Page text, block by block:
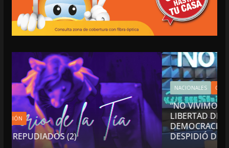
NACIONALES OPINIÓN
“NO VIVIMOS BUENOS TIEMPOS PARA LA
LIBERTAD DE EXPRESIÓN NI PARA LA
DEMOCRACIA EN MÉXICO”: LUIS CÁRDENAS;
DESPIDIÓ DE MVS